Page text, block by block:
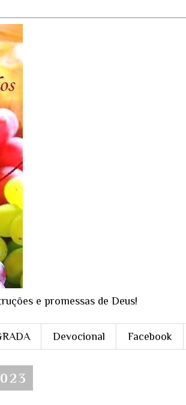
e promessas de Deus!
Devocional Facebook